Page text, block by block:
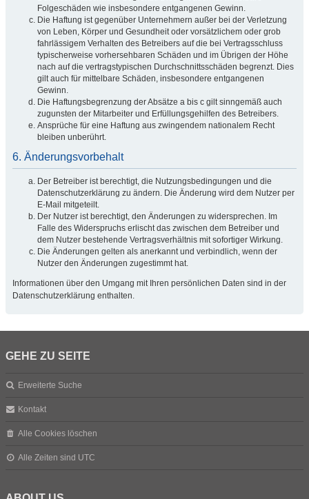
Folgeschäden wie insbesondere entgangenen Gewinn.
Die Haftung ist gegenüber Unternehmern außer bei der Verletzung
von Leben, Körper und Gesundheit oder vorsätzlichem oder grob
fahrlässigem Verhalten des Betreibers auf die bei Vertragsschluss
typischerweise vorhersehbaren Schäden und im Übrigen der Höhe
nach auf die vertragstypischen Durchschnittsschäden begrenzt. Dies
gilt auch für mittelbare Schäden, insbesondere entgangenen
Gewinn.
Die Haftungsbegrenzung der Absätze a bis c gilt sinngemäß auch
zugunsten der Mitarbeiter und Erfüllungsgehilfen des Betreibers.
Ansprüche für eine Haftung aus zwingendem nationalem Recht
bleiben unberührt.
6. Änderungsvorbehalt
Der Betreiber ist berechtigt, die Nutzungsbedingungen und die
Datenschutzerklärung zu ändern. Die Änderung wird dem Nutzer per
E-Mail mitgeteilt.
Der Nutzer ist berechtigt, den Änderungen zu widersprechen. Im
Falle des Widerspruchs erlischt das zwischen dem Betreiber und
dem Nutzer bestehende Vertragsverhältnis mit sofortiger Wirkung.
Die Änderungen gelten als anerkannt und verbindlich, wenn der
Nutzer den Änderungen zugestimmt hat.
Informationen über den Umgang mit Ihren persönlichen Daten sind in der
Datenschutzerklärung enthalten.
GEHE ZU SEITE
Erweiterte Suche
Kontakt
Alle Cookies löschen
Alle Zeiten sind UTC